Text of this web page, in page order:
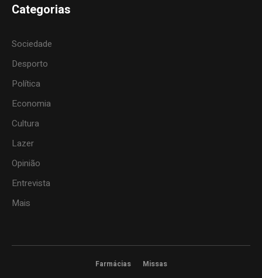
Categorias
Sociedade
Desporto
Política
Economia
Cultura
Lazer
Opinião
Entrevista
Mais
Farmácias Missas